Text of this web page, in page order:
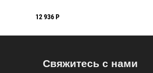
12 936 Р
Свяжитесь с нами